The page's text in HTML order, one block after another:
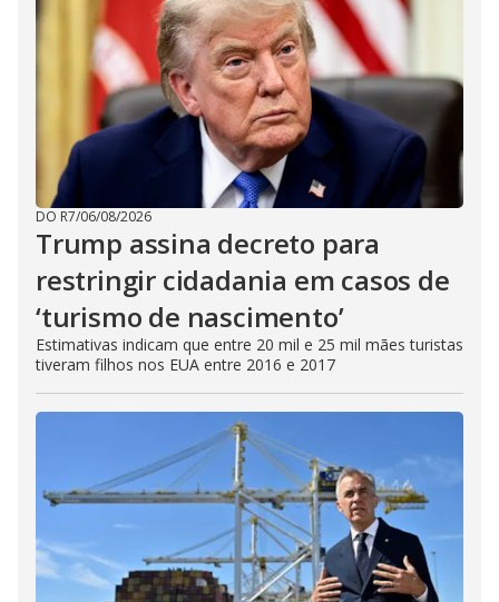
DO R7/06/08/2026
Trump assina decreto para
restringir cidadania em casos de
‘turismo de nascimento’
Estimativas indicam que entre 20 mil e 25 mil mães turistas
tiveram filhos nos EUA entre 2016 e 2017